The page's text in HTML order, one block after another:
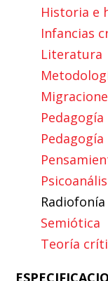
Historia e
Infancias
Literatura
Pedagogía
Pedagogía
Semiótica
Teoría